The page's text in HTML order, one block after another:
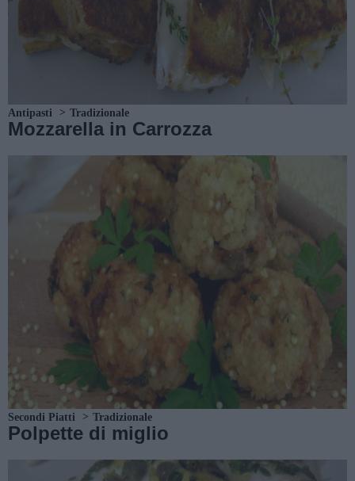
Antipasti Tradizionale
Mozzarella in Carrozza
Secondi Piatti Tradizionale
Polpette di miglio